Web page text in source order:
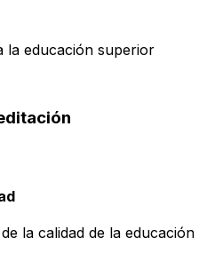
la educación superior
la calidad de la educación